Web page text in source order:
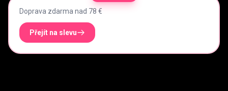
Doprava zdarma nad 78 €
Přejít na slevu